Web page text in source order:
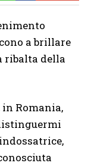
a brillare
ribalta della
in Romania,